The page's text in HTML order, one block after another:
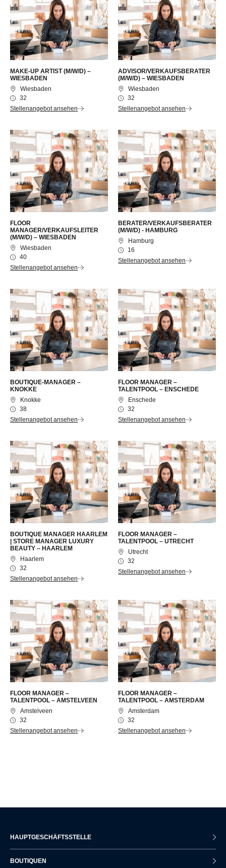
MAKE-UP ARTIST (M/W/D) –
WIESBADEN
Wiesbaden
32
Stellenangebot ansehen
ADVISOR/VERKAUFSBERATER
(M/W/D) – WIESBADEN
Wiesbaden
32
Stellenangebot ansehen
FLOOR
MANAGER/VERKAUFSLEITER
(M/W/D) – WIESBADEN
Wiesbaden
40
Stellenangebot ansehen
BERATER/VERKAUFSBERATER
(M/W/D) - HAMBURG
Hamburg
16
Stellenangebot ansehen
BOUTIQUE-MANAGER –
KNOKKE
Knokke
38
Stellenangebot ansehen
FLOOR MANAGER –
TALENTPOOL – ENSCHEDE
Enschede
32
Stellenangebot ansehen
BOUTIQUE MANAGER HAARLEM
| STORE MANAGER LUXURY
BEAUTY – HAARLEM
Haarlem
32
Stellenangebot ansehen
FLOOR MANAGER –
TALENTPOOL – UTRECHT
Utrecht
32
Stellenangebot ansehen
FLOOR MANAGER –
TALENTPOOL – AMSTELVEEN
Amstelveen
32
Stellenangebot ansehen
FLOOR MANAGER –
TALENTPOOL – AMSTERDAM
Amsterdam
32
Stellenangebot ansehen
HAUPTGESCHÄFTSSTELLE
BOUTIQUEN